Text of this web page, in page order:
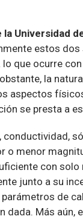
Universidad
estos
que ocurre
la
aspectos
se presta a
conductividad,
o menor
con solo
junto a su
de
Más aún,